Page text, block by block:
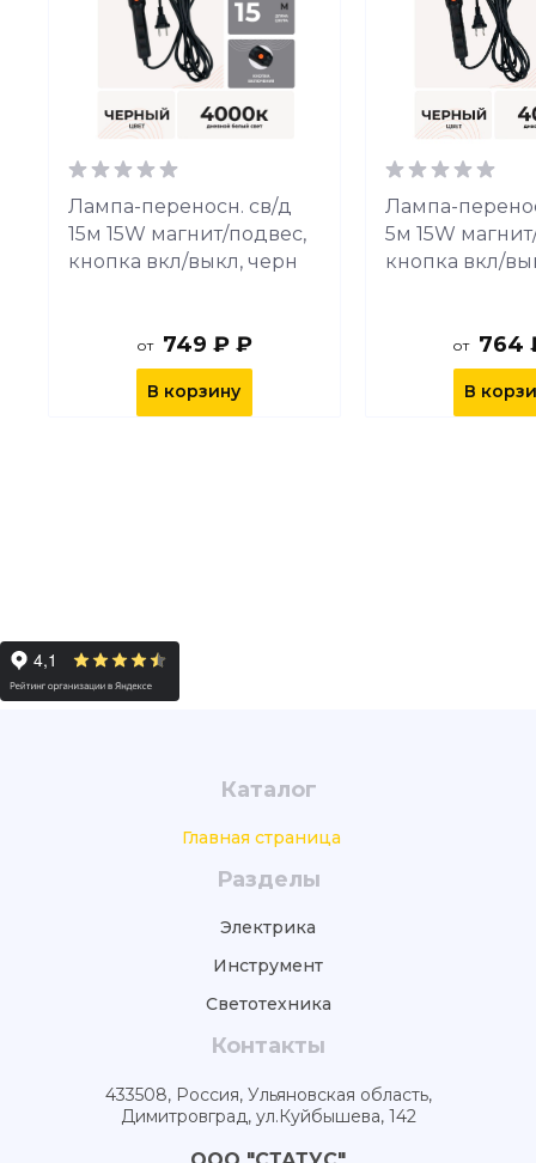
Лампа-переносн. св/д
15м 15W магнит/подвес,
кнопка вкл/выкл, черн
от 749 ₽ ₽
В корзину
Лампа-
5м 15W
кнопка вкл/
от 764
В
Каталог
Главная страница
Разделы
Электрика
Инструмент
Светотехника
Контакты
433508, Россия, Ульяновская область,
Димитровград, ул.Куйбышева, 142